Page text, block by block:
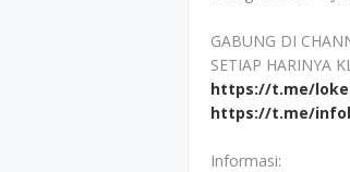
GABUNG DI
SETIAP HARINYA
https://t.me/
https://t.me/
Informasi: